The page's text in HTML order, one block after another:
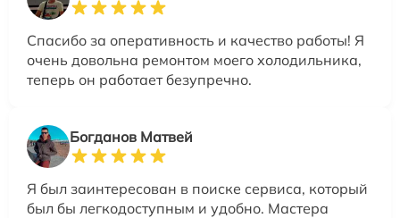
Спасибо за оперативность и качество работы! Я
очень довольна ремонтом моего холодильника,
теперь он работает безупречно.
Богданов Матвей
Я был заинтересован в поиске сервиса, который
был бы легкодоступным и удобно. Мастера